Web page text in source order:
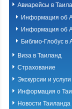
Авиарейсы в
Информация об
Информация об
Библио-Глобус в
Виза в Таиланд
Страхование
Экскурсии и
Информация о
Новости Таиланда